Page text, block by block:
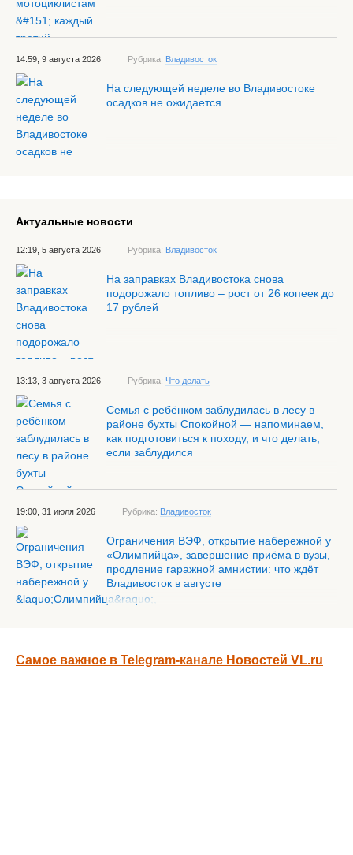
14:59, 9 августа 2026 Рубрика: Владивосток
На следующей неделе во Владивостоке
осадков не ожидается
Актуальные новости
12:19, 5 августа 2026 Рубрика: Владивосток
На заправках Владивостока снова
подорожало топливо – рост от 26 копеек до
17 рублей
13:13, 3 августа 2026 Рубрика: Что делать
Семья с ребёнком заблудилась в лесу в
районе бухты Спокойной — напоминаем,
как подготовиться к походу, и что делать,
если заблудился
19:00, 31 июля 2026 Рубрика: Владивосток
Ограничения ВЭФ, открытие набережной у
«Олимпийца», завершение приёма в вузы,
продление гаражной амнистии: что ждёт
Владивосток в августе
Самое важное в Telegram-канале Новостей VL.ru